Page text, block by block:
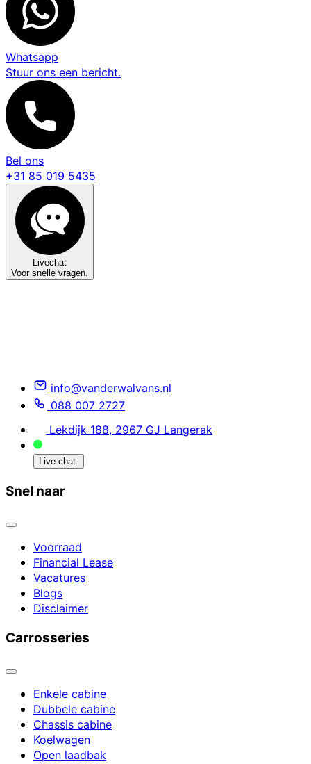
Whatsapp
Stuur ons een bericht.
Bel ons
+31 85 019 5435
Livechat
Voor snelle vragen.
info@vanderwalvans.nl
088 007 2727
Lekdijk 188, 2967 GJ Langerak
Live chat
Snel naar
Voorraad
Financial Lease
Vacatures
Blogs
Disclaimer
Carrosseries
Enkele cabine
Dubbele cabine
Chassis cabine
Koelwagen
Open laadbak